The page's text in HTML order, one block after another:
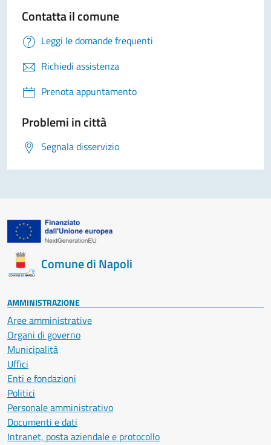
Contatta il comune
Leggi le domande frequenti
Richiedi assistenza
Prenota appuntamento
Problemi in città
Segnala disservizio
Comune di Napoli
AMMINISTRAZIONE
Aree amministrative
Organi di governo
Municipalità
Uffici
Enti e fondazioni
Politici
Personale amministrativo
Documenti e dati
Intranet, posta aziendale e protocollo